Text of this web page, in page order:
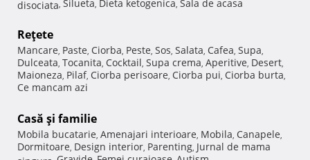
disociata, Silueta, Dieta ketogenica, Sala de acasa
Reţete
Mancare, Paste, Ciorba, Peste, Sos, Salata, Cafea, Supa,
Dulceata, Tocanita, Cocktail, Supa crema, Aperitive, Desert,
Maioneza, Pilaf, Ciorba perisoare, Ciorba pui, Ciorba burta,
Ce mancam azi
Casă şi familie
Mobila bucatarie, Amenajari interioare, Mobila, Canapele,
Dormitoare, Design interior, Parenting, Jurnal de mama